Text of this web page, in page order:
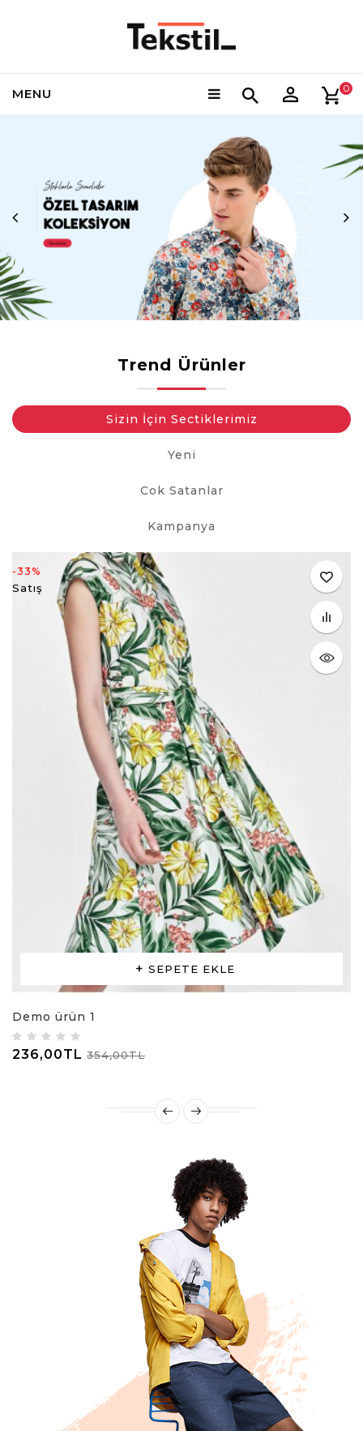
0
MENU
Trend Ürünler
Sizin İçin Sectiklerimiz
Yeni
Cok Satanlar
Kampanya
Satış
-33%
SEPETE EKLE
Demo ürün 1
236,00TL 354,00TL